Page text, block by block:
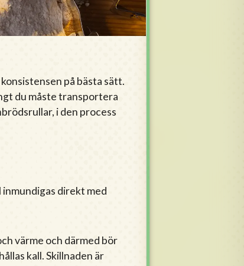
på bästa sätt.
du måste transportera
i den process
direkt med
värme och därmed bör
kall. Skillnaden är